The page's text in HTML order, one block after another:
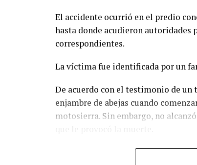
El accidente ocurrió en el predio
hasta donde acudieron
correspondientes.
La víctima fue identificada por un
De acuerdo con el testimonio de
enjambre de abejas cuando
motosierra. Sin embargo, no
Personal de la Fiscalía de la Zona